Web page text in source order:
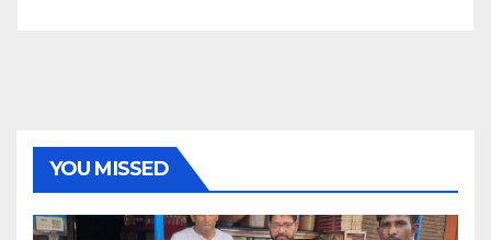
YOU MISSED